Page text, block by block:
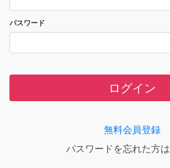
パスワード
ログイン
無料会員登録
パスワードを忘れた方は